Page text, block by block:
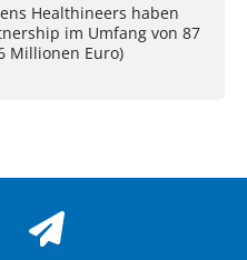
Healthineers haben
im Umfang von 87
Millionen Euro)